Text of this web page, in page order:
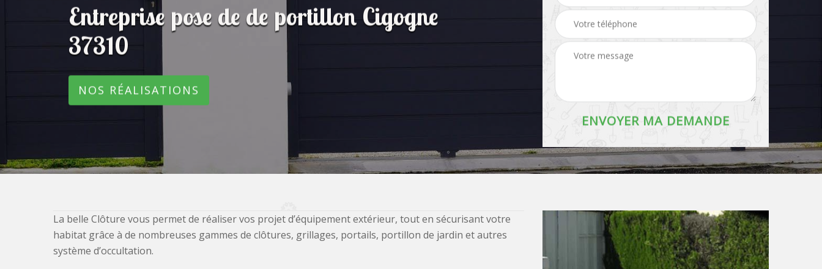
Entreprise pose de de portillon Cigogne
37310
NOS RÉALISATIONS
La belle Clôture vous permet de réaliser vos projet d’équipement extérieur, tout en sécurisant votre
habitat grâce à de nombreuses gammes de clôtures, grillages, portails, portillon de jardin et autres
système d’occultation.